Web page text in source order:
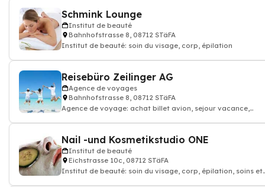
Schmink Lounge
Institut de beauté
Bahnhofstrasse 8, 08712 STäFA
Institut de beauté: soin du visage, corp, épilation
Reisebüro Zeilinger AG
Agence de voyages
Bahnhofstrasse 8, 08712 STäFA
Agence de voyage: achat billet avion, sejour vacance,
Nail -und Kosmetikstudio ONE
Institut de beauté
Eichstrasse 10c, 08712 STäFA
Institut de beauté: soin du visage, corp, épilation, soins et